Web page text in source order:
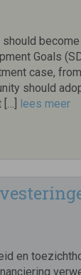
Goals
case,
should
lees meer
en